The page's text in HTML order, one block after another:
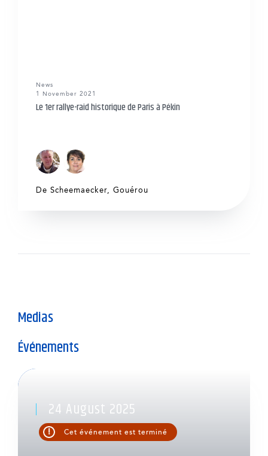
Le 1er rallye-raid historique de Paris à Pékin
News
1 November 2021
De Scheemaecker Gouérou
Medias
Événements
24 August 2025
! Cet événement est terminé